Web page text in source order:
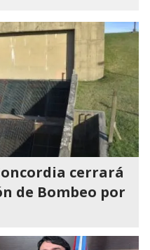
cerrará
de Bombeo por